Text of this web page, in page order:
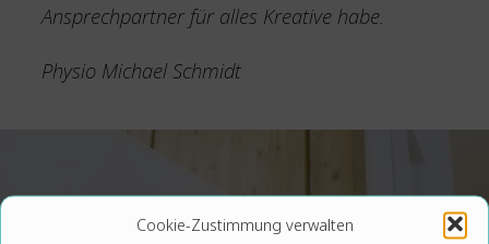
Cookie-Zustimmung verwalten
Ansprechpartner für alles Kreative habe.
Physio Michael Schmidt